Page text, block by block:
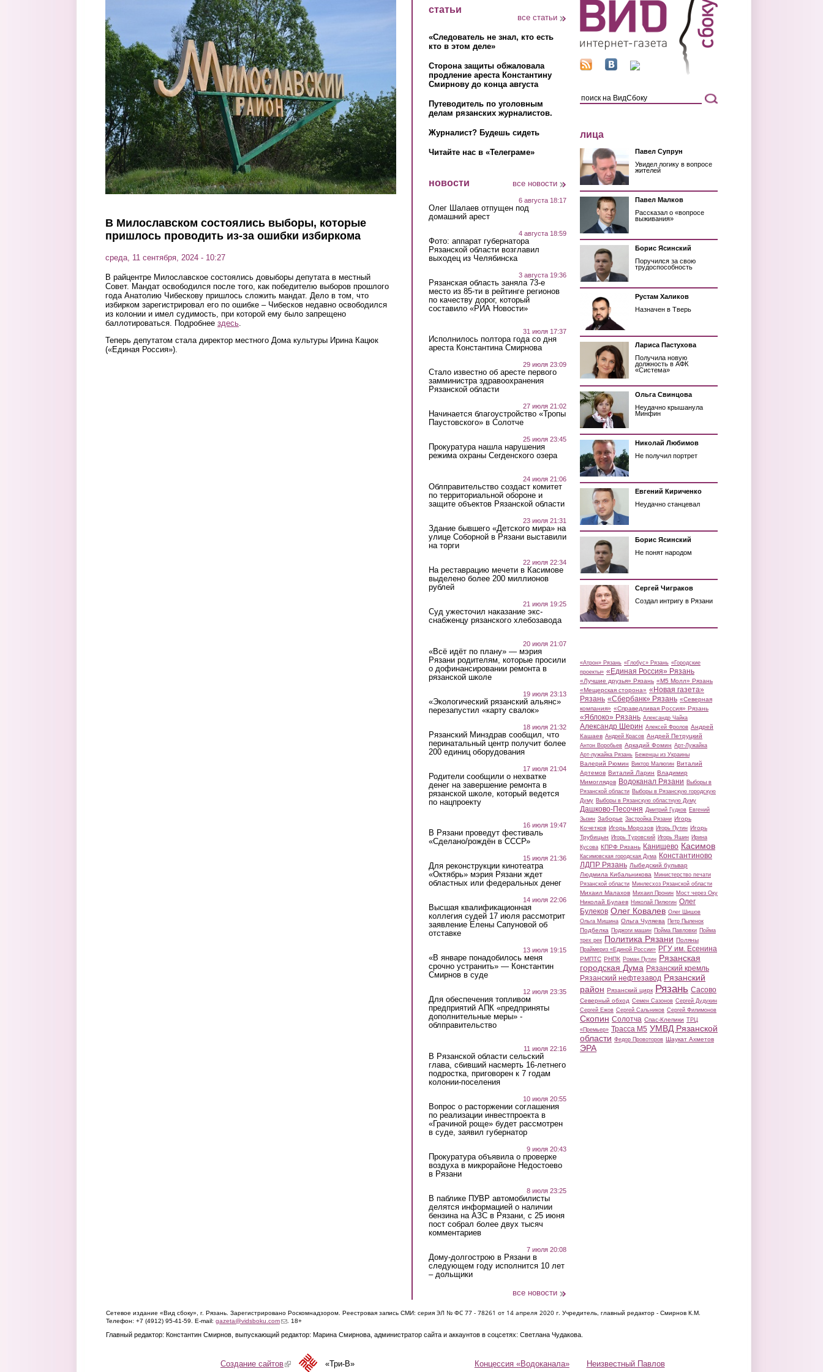
В Милославском состоялись выборы, которые
пришлось проводить из-за ошибки избиркома
среда, 11 сентября, 2024 - 10:27
В райцентре Милославское состоялись довыборы депутата в местный
Совет. Мандат освободился после того, как победителю выборов прошлого
года Анатолию Чибескову пришлось сложить мандат. Дело в том, что
избирком зарегистрировал его по ошибке – Чибесков недавно освободился
из колонии и имел судимость, при которой ему было запрещено
баллотироваться. Подробнее здесь.
Теперь депутатом стала директор местного Дома культуры Ирина Кацюк
(«Единая Россия»).
статьи
все статьи
«Следователь не знал, кто есть
кто в этом деле»
Сторона защиты обжаловала
продление ареста Константину
Смирнову до конца августа
Путеводитель по уголовным
делам рязанских журналистов.
Журналист? Будешь сидеть
Читайте нас в «Телеграме»
новости все новости
6 августа 18:17
Олег Шалаев отпущен под
домашний арест
4 августа 18:59
Фото: аппарат губернатора
Рязанской области возглавил
выходец из Челябинска
3 августа 19:36
Рязанская область заняла 73-е
место из 85-ти в рейтинге регионов
по качеству дорог, который
составило «РИА Новости»
31 июля 17:37
Исполнилось полтора года со дня
ареста Константина Смирнова
29 июля 23:09
Стало известно об аресте первого
замминистра здравоохранения
Рязанской области
27 июля 21:02
Начинается благоустройство «Тропы
Паустовского» в Солотче
25 июля 23:45
Прокуратура нашла нарушения
режима охраны Сегденского озера
24 июля 21:06
Облправительство создаст комитет
по территориальной обороне и
защите объектов Рязанской области
23 июля 21:31
Здание бывшего «Детского мира» на
улице Соборной в Рязани выставили
на торги
22 июля 22:34
На реставрацию мечети в Касимове
выделено более 200 миллионов
рублей
21 июля 19:25
Суд ужесточил наказание экс-
снабженцу рязанского хлебозавода
20 июля 21:07
«Всё идёт по плану» — мэрия
Рязани родителям, которые просили
о дофинансировании ремонта в
рязанской школе
19 июля 23:13
«Экологический рязанский альянс»
перезапустил «карту свалок»
18 июля 21:32
Рязанский Минздрав сообщил, что
перинатальный центр получит более
200 единиц оборудования
17 июля 21:04
Родители сообщили о нехватке
денег на завершение ремонта в
рязанской школе, который ведется
по нацпроекту
16 июля 19:47
В Рязани проведут фестиваль
«Сделано/рождён в СССР»
15 июля 21:36
Для реконструкции кинотеатра
«Октябрь» мэрия Рязани ждет
областных или федеральных денег
14 июля 22:06
Высшая квалификационная
коллегия судей 17 июля рассмотрит
заявление Елены Сапуновой об
отставке
13 июля 19:15
«В январе понадобилось меня
срочно устранить» — Константин
Смирнов в суде
12 июля 23:35
Для обеспечения топливом
предприятий АПК «предприняты
дополнительные меры» -
облправительство
11 июля 22:16
В Рязанской области сельский
глава, сбивший насмерть 16-летнего
подростка, приговорен к 7 годам
колонии-поселения
10 июля 20:55
Вопрос о расторжении соглашения
по реализации инвестпроекта в
«Грачиной роще» будет рассмотрен
в суде, заявил губернатор
9 июля 20:43
Прокуратура объявила о проверке
воздуха в микрорайоне Недостоево
в Рязани
8 июля 23:25
В паблике ПУВР автомобилисты
делятся информацией о наличии
бензина на АЗС в Рязани, с 25 июня
пост собрал более двух тысяч
комментариев
7 июля 20:08
Дому-долгострою в Рязани в
следующем году исполнится 10 лет
– дольщики
все новости
лица
Павел Супрун
Увидел логику в вопросе
жителей
Павел Малков
Рассказал о «вопросе
выживания»
Борис Ясинский
Поручился за свою
трудоспособность
Рустам Халиков
Назначен в Тверь
Лариса Пастухова
Получила новую
должность в АФК
«Система»
Ольга Свинцова
Неудачно крышанула
Минфин
Николай Любимов
Не получил портрет
Евгений Кириченко
Неудачно станцевал
Борис Ясинский
Не понят народом
Сергей Чиграков
Создал интригу в Рязани
«Атрон» Рязань «Глобус» Рязань «Городские
проекты» «Единая Россия» Рязань
«Лучшие друзья» Рязань «М5 Молл» Рязань
«Мещерская сторона» «Новая газета»
Рязань «Сбербанк» Рязань «Северная
компания» «Справедливая Россия» Рязань
«Яблоко» Рязань Александр Чайка
Александр Шерин Алексей Фролов Андрей
Кашаев Андрей Красов Андрей Петруцкий
Антон Воробьев Аркадий Фомин Арт-Лужайка
Арт-лужайка Рязань Беженцы из Украины
Валерий Рюмин Виктор Малюгин Виталий
Артемов Виталий Ларин Владимир
Мимоглядов Водоканал Рязани Выборы в
Рязанской области Выборы в Рязанскую городскую
Думу Выборы в Рязанскую областную Думу
Дашково-Песочня Дмитрий Гудков Евгений
Зызин Заборье Застройка Рязани Игорь
Кочетков Игорь Морозов Игорь Путин Игорь
Трубицын Игорь Туровский Игорь Яшин Ирина
Кусова КПРФ Рязань Канищево Касимов
Касимовская городская Дума Константиново
ЛДПР Рязань Лыбедский бульвар
Людмила Кибальникова Министерство печати
Рязанской области Минлесхоз Рязанской области
Михаил Малахов Михаил Пронин Мост через Оку
Николай Булаев Николай Пилюгин Олег
Булеков Олег Ковалев Олег Шишов
Ольга Мишина Ольга Чуляева Петр Пыленок
Подбелка Поджоги машин Пойма Павловки Пойма
трех рек Политика Рязани Поляны
Праймериз «Единой России» РГУ им. Есенина
РМПТС РНПК Роман Путин Рязанская
городская Дума Рязанский кремль
Рязанский нефтезавод Рязанский
район Рязанский цирк Рязань Сасово
Северный обход Семен Сазонов Сергей Дудукин
Сергей Ежов Сергей Сальников Сергей Филимонов
Скопин Солотча Спас-Клепики ТРЦ
«Премьер» Трасса М5 УМВД Рязанской
области Федор Провоторов Шаукат Ахметов
ЭРА
Сетевое издание «Вид сбоку», г. Рязань. Зарегистрировано Роскомнадзором. Реестровая запись СМИ: серия ЭЛ № ФС 77 - 78261 от 14 апреля 2020 г. Учредитель, главный редактор - Смирнов К.М.
Телефон: +7 (4912) 95-41-59. E-mail: gazeta@vidsboku.com(link sends e-mail)
. 18+
Главный редактор: Константин Смирнов, выпускающий редактор: Марина Смирнова, администратор сайта и аккаунтов в соцсетях: Светлана Чудакова.
Концессия «Водоканала» Неизвестный Павлов
Создание сайтов(link is external)«Три-В»